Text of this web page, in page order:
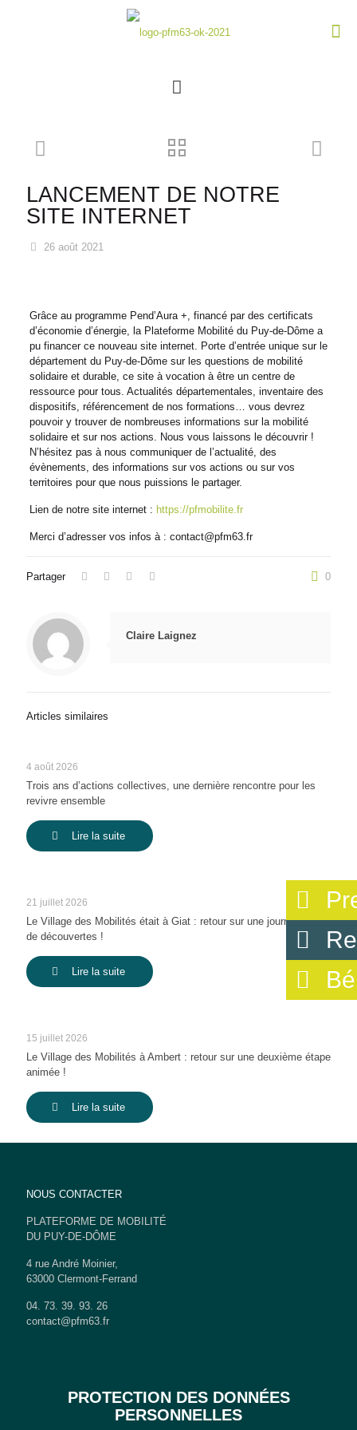
LANCEMENT DE NOTRE
SITE INTERNET
26 août 2021
Grâce au programme Pend’Aura +, financé par des certificats
d’économie d’énergie, la Plateforme Mobilité du Puy-de-Dôme a
pu financer ce nouveau site internet. Porte d’entrée unique sur le
département du Puy-de-Dôme sur les questions de mobilité
solidaire et durable, ce site à vocation à être un centre de
ressource pour tous. Actualités départementales, inventaire des
dispositifs, référencement de nos formations… vous devrez
pouvoir y trouver de nombreuses informations sur la mobilité
solidaire et sur nos actions. Nous vous laissons le découvrir !
N’hésitez pas à nous communiquer de l’actualité, des
évènements, des informations sur vos actions ou sur vos
territoires pour que nous puissions le partager.
Lien de notre site internet : https://pfmobilite.fr
Merci d’adresser vos infos à : contact@pfm63.fr
Partager 0
Claire Laignez
Articles similaires
4 août 2026
Trois ans d’actions collectives, une dernière rencontre pour les
revivre ensemble
Lire la suite
21 juillet 2026
Le Village des Mobilités était à Giat : retour sur une journée pleine
de découvertes !
Lire la suite
15 juillet 2026
Le Village des Mobilités à Ambert : retour sur une deuxième étape
animée !
Lire la suite
NOUS CONTACTER
PLATEFORME DE MOBILITÉ
DU PUY-DE-DÔME
4 rue André Moinier,
63000 Clermont-Ferrand
04. 73. 39. 93. 26
contact@pfm63.fr
PROTECTION DES DONNÉES
PERSONNELLES